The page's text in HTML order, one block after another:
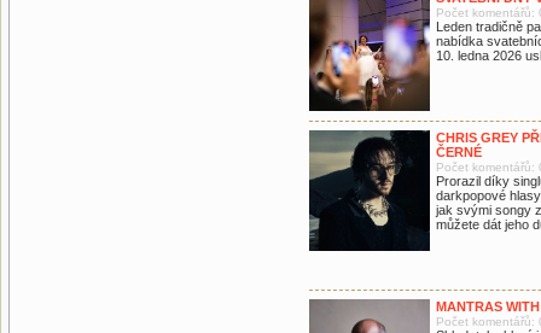
Počet komentářů:
Leden tradičně
nabídka
10. ledna 2026
CHRIS GREY
ČERNÉ
Počet komentářů:
Prorazil díky
darkpopové
jak svými songy
můžete dát jeho
MANTRAS
Počet komentářů: